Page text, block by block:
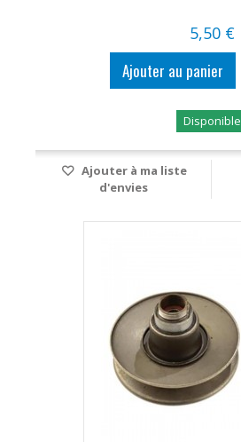
5,50 €
Ajouter au panier
Disponible
Ajouter à ma liste
d'envies